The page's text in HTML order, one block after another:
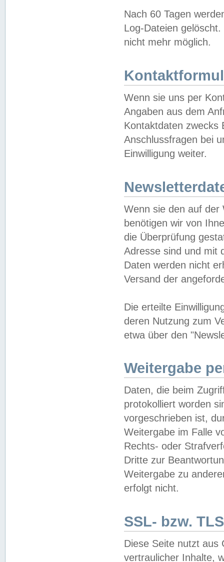
Nach 60 Tagen
Log-Dateien
nicht mehr möglich.
Wenn sie uns per
Angaben aus dem
Kontaktdaten zwecks
Anschlussfragen bei
Einwilligung weiter.
Wenn sie den auf der
benötigen wir von
die Überprüfung
Adresse sind und mit
Daten werden nicht
Versand der
Die erteilte
deren Nutzung zum
etwa über den
Weitergabe
Daten, die beim
protokolliert worden
vorgeschrieben ist,
Weitergabe im Falle
Rechts- oder
Dritte zur
Weitergabe zu
erfolgt nicht.
SSL- bzw.
Diese Seite nutzt aus
vertraulicher Inhalte,